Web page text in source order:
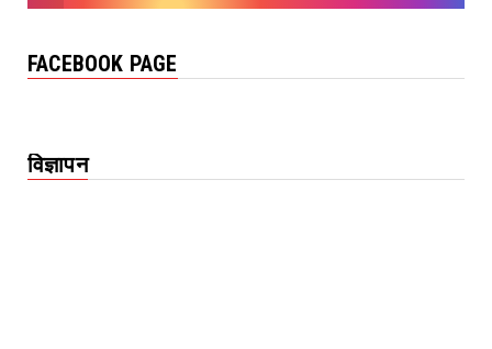
FACEBOOK PAGE
विज्ञापन